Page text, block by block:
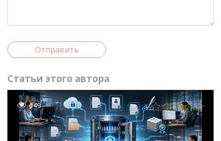
Отправить
Статьи этого автора
649